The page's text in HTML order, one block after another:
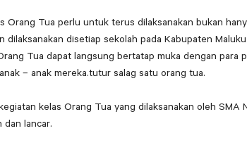
Orang Tua perlu untuk terus dilaksanakan bukan
dilaksanakan disetiap sekolah pada Kabupaten
Tua dapat langsung bertatap muka dengan para
– anak mereka.tutur salag satu orang tua.
kelas Orang Tua yang dilaksanakan oleh SMA
dan lancar.